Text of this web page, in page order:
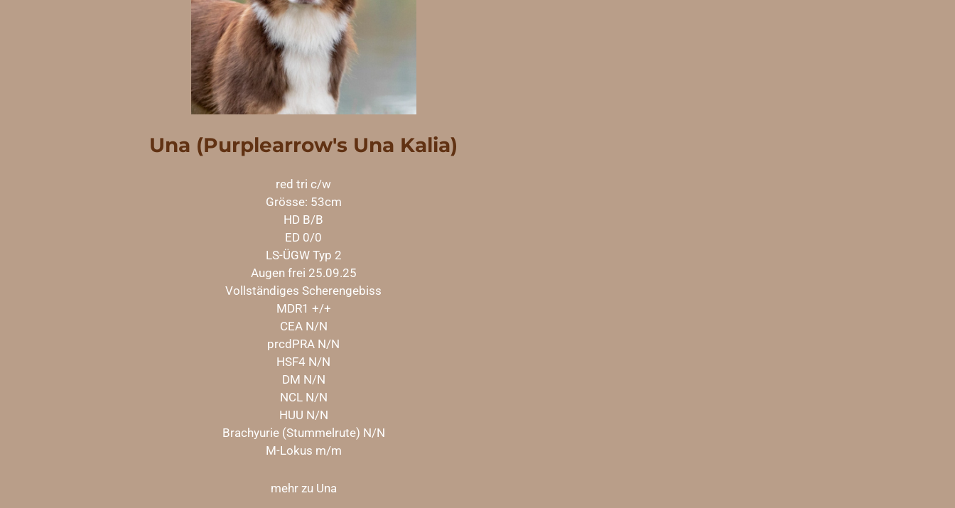
Una (Purplearrow's Una Kalia)
red tri c/w
Grösse: 53cm
HD B/B
ED 0/0
LS-ÜGW Typ 2
Augen frei 25.09.25
Vollständiges Scherengebiss
MDR1 +/+
CEA N/N
prcdPRA N/N
HSF4 N/N
DM N/N
NCL N/N
HUU N/N
Brachyurie (Stummelrute) N/N
M-Lokus m/m
mehr zu Una